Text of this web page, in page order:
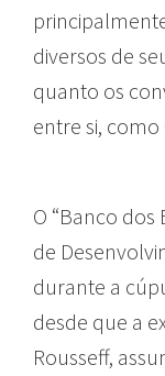
diversos de
quanto os
entre si, como
O “Banco dos
de
durante a
desde que a
Rousseff,